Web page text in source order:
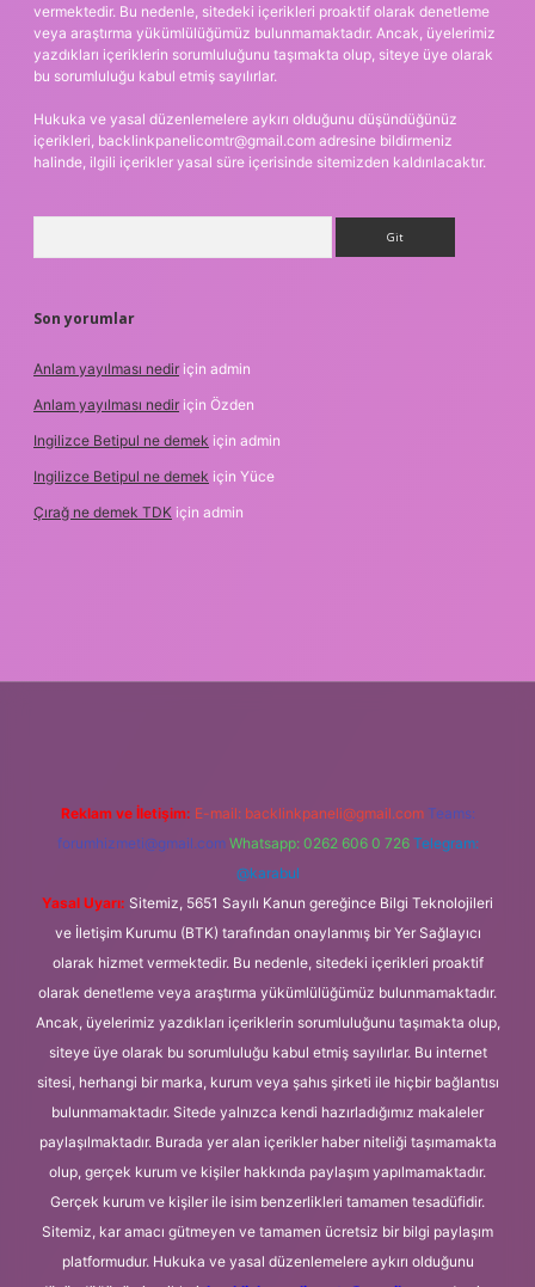
vermektedir. Bu nedenle, sitedeki içerikleri proaktif olarak denetleme
veya araştırma yükümlülüğümüz bulunmamaktadır. Ancak, üyelerimiz
yazdıkları içeriklerin sorumluluğunu taşımakta olup, siteye üye olarak
bu sorumluluğu kabul etmiş sayılırlar.
Hukuka ve yasal düzenlemelere aykırı olduğunu düşündüğünüz
içerikleri, backlinkpanelicomtr@gmail.com adresine bildirmeniz
halinde, ilgili içerikler yasal süre içerisinde sitemizden kaldırılacaktır.
Son yorumlar
Anlam yayılması nedir için admin
Anlam yayılması nedir için Özden
Ingilizce Betipul ne demek için admin
Ingilizce Betipul ne demek için Yüce
Çırağ ne demek TDK için admin
Reklam ve İletişim: E-mail: backlinkpaneli@gmail.com Teams:
forumhizmeti@gmail.com Whatsapp: 0262 606 0 726 Telegram:
@karabul
Yasal Uyarı: Sitemiz, 5651 Sayılı Kanun gereğince Bilgi Teknolojileri
ve İletişim Kurumu (BTK) tarafından onaylanmış bir Yer Sağlayıcı
olarak hizmet vermektedir. Bu nedenle, sitedeki içerikleri proaktif
olarak denetleme veya araştırma yükümlülüğümüz bulunmamaktadır.
Ancak, üyelerimiz yazdıkları içeriklerin sorumluluğunu taşımakta olup,
siteye üye olarak bu sorumluluğu kabul etmiş sayılırlar. Bu internet
sitesi, herhangi bir marka, kurum veya şahıs şirketi ile hiçbir bağlantısı
bulunmamaktadır. Sitede yalnızca kendi hazırladığımız makaleler
paylaşılmaktadır. Burada yer alan içerikler haber niteliği taşımamakta
olup, gerçek kurum ve kişiler hakkında paylaşım yapılmamaktadır.
Gerçek kurum ve kişiler ile isim benzerlikleri tamamen tesadüfidir.
Sitemiz, kar amacı gütmeyen ve tamamen ücretsiz bir bilgi paylaşım
platformudur. Hukuka ve yasal düzenlemelere aykırı olduğunu